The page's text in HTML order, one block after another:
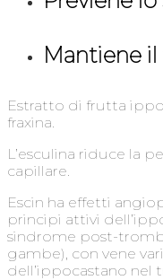
Mantiene
Estratto di frutta
fraxina.
L’esculina riduce la
capillare.
Escin ha effetti
principi attivi
sindrome post-
gambe), con vene
dell’ippocastano